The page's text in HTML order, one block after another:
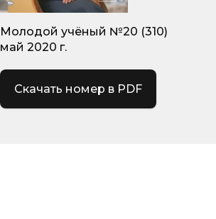
Молодой учёный №20 (310)
май 2020 г.
Скачать номер в PDF